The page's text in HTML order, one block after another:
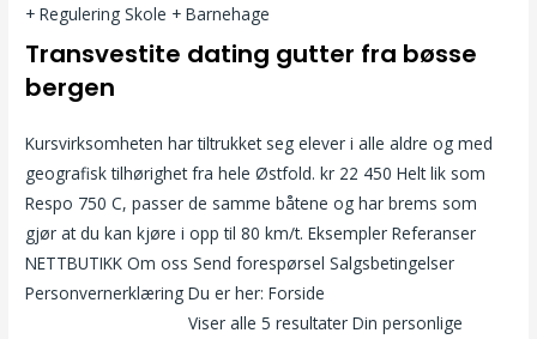
+ Regulering Skole + Barnehage
Transvestite dating gutter fra bøsse
bergen
Kursvirksomheten har tiltrukket seg elever i alle aldre og med
geografisk tilhørighet fra hele Østfold. kr 22 450 Helt lik som
Respo 750 C, passer de samme båtene og har brems som
gjør at du kan kjøre i opp til 80 km/t. Eksempler Referanser
NETTBUTIKK Om oss Send forespørsel Salgsbetingelser
Personvernerklæring Du er her: Forside
Viser alle 5 resultater Din personlige